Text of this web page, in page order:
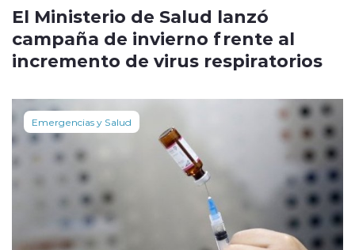
El Ministerio de Salud lanzó
campaña de invierno frente al
incremento de virus respiratorios
Emergencias y Salud